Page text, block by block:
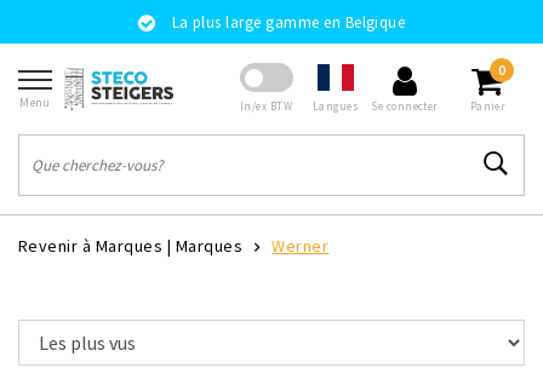
La plus large gamme en Belgique
Menu In/ex BTW Langues Se connecter
0
Panier
Revenir à Marques | Marques Werner